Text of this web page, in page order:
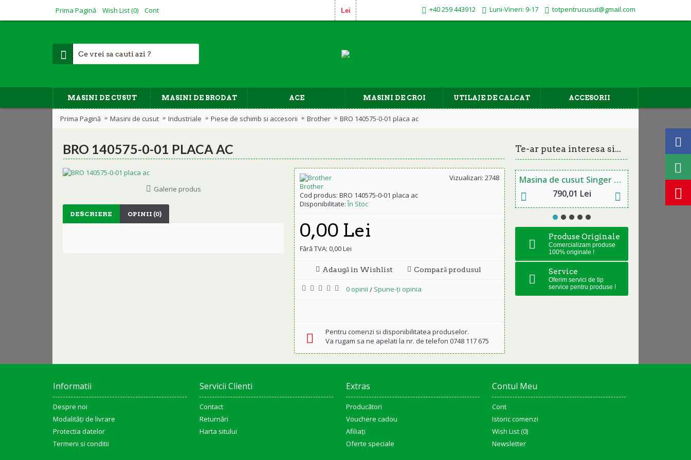
Prima Pagină Wish List (0) Cont Lei +40 259 443912 Luni-Vineri: 9-17 totpentrucusut@gmail.com
MASINI DE CUSUT MASINI DE BRODAT ACE MASINI DE CROI UTILAJE DE CALCAT ACCESORII
Prima Pagină Masini de cusut Industriale Piese de schimb si accesorii Brother BRO 140575-0-01 placa ac
Te-ar putea interesa si...
Nou
Masina de cusut Singer M3405
790,01 Lei
Produse Originale
Comercializam produse
100% originale !
Service
Oferim servici de tip
service pentru produse !
BRO 140575-0-01 PLACA AC
Galerie produs
DESCRIERE OPINII (0)
Vizualizari: 2748
Brother
Cod produs: BRO 140575-0-01 placa ac
Disponibilitate:În Stoc
0,00 Lei
Fără TVA: 0,00 Lei
Adaugă in Wishlist Compară produsul
0 opinii / Spune-ţi opinia
Pentru comenzi si disponibilitatea produselor.
Va rugam sa ne apelati la nr. de telefon 0748 117 675
Informatii
Despre noi
Modalități de livrare
Protectia datelor
Termeni si conditii
Servicii Clienti
Contact
Returnări
Harta sitului
Extras
Producători
Vouchere cadou
Afiliaţi
Oferte speciale
Contul Meu
Cont
Istoric comenzi
Wish List (0)
Newsletter